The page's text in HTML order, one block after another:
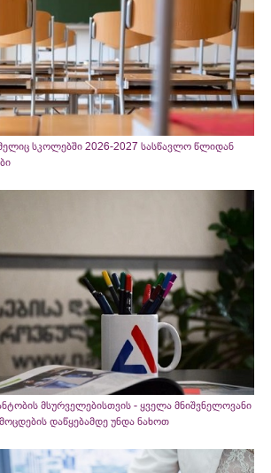
სკოლებში 2026-2027 სასწავლო წლიდან
მსურველებისთვის - ყველა მნიშვნელოვანი
დაწყებამდე უნდა ნახოთ